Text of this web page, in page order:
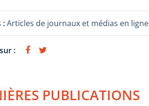
:Articles de journaux et médias en ligne
:
PUBLICATIONS